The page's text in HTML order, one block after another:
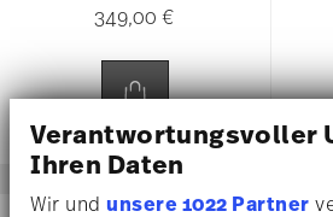
Verantwortungsvoller
Ihren Daten
Wir undunsere 1022 Partner
349,00 €